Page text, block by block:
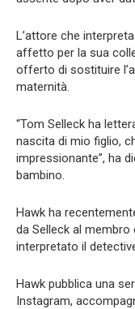
L’attore che
affetto per la sua
offerto di sostituire
maternità.
“Tom Selleck ha
nascita di mio figlio,
impressionante”, ha
bambino.
Hawk ha
da Selleck al
interpretato il
Hawk pubblica una
Instagram,